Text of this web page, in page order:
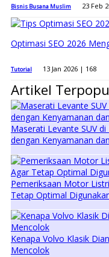
Bisnis Busana Muslim 23 Feb
Optimasi SEO 2026
Tutorial 13 Jan 2026 | 168
Artikel
Maserati Levante SUV
dengan Kenyamanan
Pemeriksaan Motor
Tetap Optimal
Kenapa Volvo Klasik
Mencolok